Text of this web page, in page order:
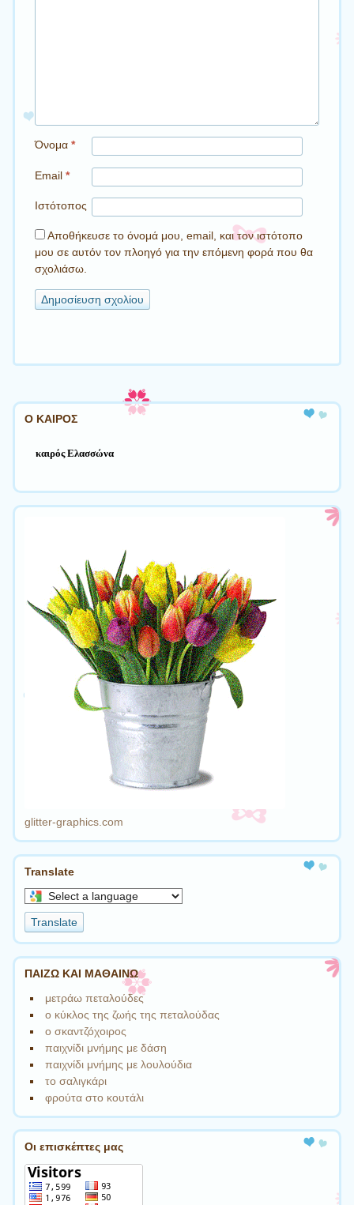
Όνομα *
Email *
Ιστότοπος
Αποθήκευσε το όνομά μου, email, και τον ιστότοπο
μου σε αυτόν τον πλοηγό για την επόμενη φορά που θα
σχολιάσω.
Ο ΚΑΙΡΟΣ
καιρός Ελασσώνα
glitter-graphics.com
Translate
Select
a
language
to
translate
this
page
Translate
ΠΑΙΖΩ ΚΑΙ ΜΑΘΑΙΝΩ
μετράω πεταλούδες
ο κύκλος της ζωής της πεταλούδας
ο σκαντζόχοιρος
παιχνίδι μνήμης με δάση
παιχνίδι μνήμης με λουλούδια
το σαλιγκάρι
φρούτα στο κουτάλι
Οι επισκέπτες μας